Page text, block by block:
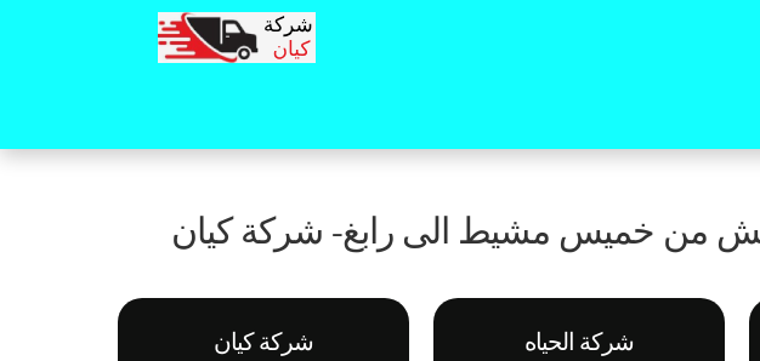
من خميس مشيط الى رابغ- شركة كيان
شركة كيان شركة الحياه